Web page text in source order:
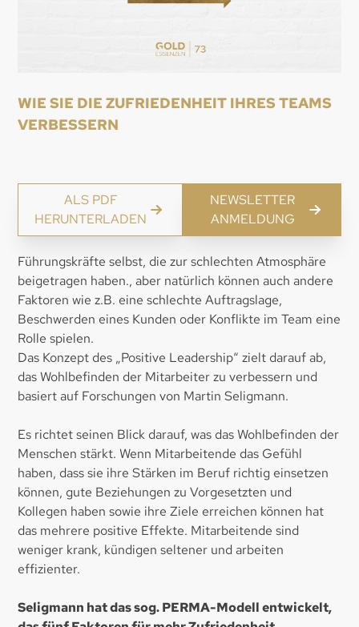
WIE SIE DIE ZUFRIEDENHEIT IHRES TEAMS
VERBESSERN
ALS PDF
HERUNTERLADEN
NEWSLETTER
ANMELDUNG
Führungskräfte selbst, die zur schlechten Atmosphäre
beigetragen haben., aber natürlich können auch andere
Faktoren wie z.B. eine schlechte Auftragslage,
Beschwerden eines Kunden oder Konflikte im Team eine
Rolle spielen.
Das Konzept des „Positive Leadership“ zielt darauf ab,
das Wohlbefinden der Mitarbeiter zu verbessern und
basiert auf Forschungen von Martin Seligmann.
Es richtet seinen Blick darauf, was das Wohlbefinden der
Menschen stärkt. Wenn Mitarbeitende das Gefühl
haben, dass sie ihre Stärken im Beruf richtig einsetzen
können, gute Beziehungen zu Vorgesetzten und
Kollegen haben sowie ihre Ziele erreichen können hat
das mehrere positive Effekte. Mitarbeitende sind
weniger krank, kündigen seltener und arbeiten
effizienter.
Seligmann hat das sog. PERMA-Modell entwickelt,